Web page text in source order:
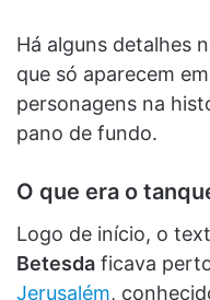
Há alguns detalhes
que só aparecem
personagens na
pano de fundo.
O que era o
Logo de início, o
Betesda ficava
Jerusalém,